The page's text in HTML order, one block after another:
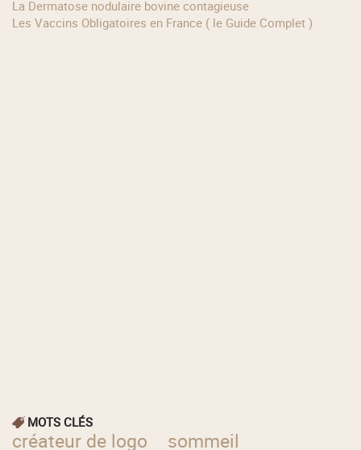
La Dermatose nodulaire bovine contagieuse
Les Vaccins Obligatoires en France ( le Guide Complet )
MOTS CLÉS
créateur de logo
sommeil